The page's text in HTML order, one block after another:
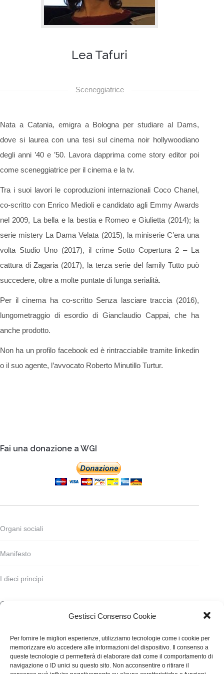
Gestisci Consenso Cookie
Per fornire le migliori esperienze, utilizziamo tecnologie come i cookie per
memorizzare e/o accedere alle informazioni del dispositivo. Il consenso a
queste tecnologie ci permetterà di elaborare dati come il comportamento di
navigazione o ID unici su questo sito. Non acconsentire o ritirare il
Lea Tafuri
Sceneggiatrice
Nata a Catania, emigra a Bologna per studiare al Dams,
dove si laurea con una tesi sul cinema noir hollywoodiano
degli anni ’40 e ’50. Lavora dapprima come story editor poi
come sceneggiatrice per il cinema e la tv.
Tra i suoi lavori le coproduzioni internazionali Coco Chanel,
co-scritto con Enrico Medioli e candidato agli Emmy Awards
nel 2009, La bella e la bestia e Romeo e Giulietta (2014); la
serie mistery La Dama Velata (2015), la miniserie C’era una
volta Studio Uno (2017), il crime Sotto Copertura 2 – La
cattura di Zagaria (2017), la terza serie del family Tutto può
succedere, oltre a molte puntate di lunga serialità.
Per il cinema ha co-scritto Senza lasciare traccia (2016),
lungometraggio di esordio di Gianclaudio Cappai, che ha
anche prodotto.
Non ha un profilo facebook ed è rintracciabile tramite linkedin
o il suo agente, l’avvocato Roberto Minutillo Turtur.
Fai una donazione a WGI
Organi sociali
Manifesto
I dieci principi
Codice deontologico
Finanziamento